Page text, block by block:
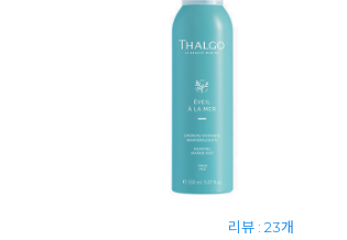
리뷰 : 23개